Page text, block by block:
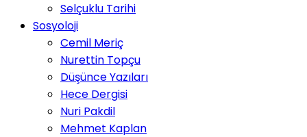
Selçuklu Tarihi
Sosyoloji
Cemil Meriç
Nurettin Topçu
Düşünce Yazıları
Hece Dergisi
Nuri Pakdil
Mehmet Kaplan